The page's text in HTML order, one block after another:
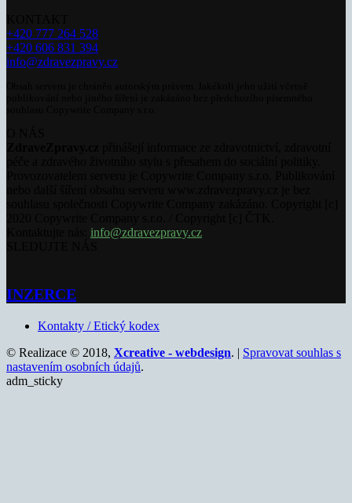
+420 777 264 528
+420 606 831 394
info@zdravezpravy.cz
info@zdravezpravy.cz
INZERCE
Kontakty / Etický kodex
© Realizace © 2018, Xcreative - webdesign. | Spravovat souhlas s
nastavením osobních údajů.
adm_sticky